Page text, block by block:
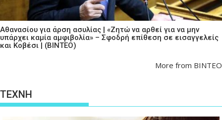
Αθανασίου για άρση ασυλίας | «Ζητώ να αρθεί για να μην
υπάρχει καμία αμφιβολία» – Σφοδρή επίθεση σε εισαγγελείς
και Κοβέσι | (ΒΙΝΤΕΟ)
More from ΒΙΝΤΕΟ
ΤΕΧΝΗ